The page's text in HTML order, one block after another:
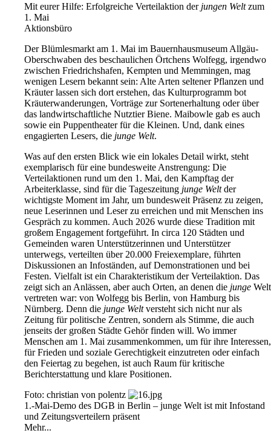
Mit eurer Hilfe: Erfolgreiche Verteilaktion der jungen Weltzum
1. Mai
Aktionsbüro
Der Blümlesmarkt am 1. Mai im Bauernhausmuseum Allgäu-
Oberschwaben des beschaulichen Örtchens Wolfegg, irgendwo
zwischen Friedrichshafen, Kempten und Memmingen, mag
wenigen Lesern bekannt sein: Alte Arten seltener Pflanzen und
Kräuter lassen sich dort erstehen, das Kulturprogramm bot
Kräuterwanderungen, Vorträge zur Sortenerhaltung oder über
das landwirtschaftliche Nutztier Biene. Maibowle gab es auch
sowie ein Puppentheater für die Kleinen. Und, dank eines
engagierten Lesers, die junge Welt.
Was auf den ersten Blick wie ein lokales Detail wirkt, steht
exemplarisch für eine bundesweite Anstrengung: Die
Verteilaktionen rund um den 1. Mai, den Kampftag der
Arbeiterklasse, sind für die Tageszeitung junge Weltder
wichtigste Moment im Jahr, um bundesweit Präsenz zu zeigen,
neue Leserinnen und Leser zu erreichen und mit Menschen ins
Gespräch zu kommen. Auch 2026 wurde diese Tradition mit
großem Engagement fortgeführt. In circa 120 Städten und
Gemeinden waren Unterstützerinnen und Unterstützer
unterwegs, verteilten über 20.000 Freiexemplare, führten
Diskussionen an Infoständen, auf Demonstrationen und bei
Festen. Vielfalt ist ein Charakteristikum der Verteilaktion. Das
zeigt sich an Anlässen, aber auch Orten, an denen die junge Welt
vertreten war: von Wolfegg bis Berlin, von Hamburg bis
Nürnberg. Denn die junge Weltversteht sich nicht nur als
Zeitung für politische Zentren, sondern als Stimme, die auch
jenseits der großen Städte Gehör finden will. Wo immer
Menschen am 1. Mai zusammenkommen, um für ihre Interessen,
für Frieden und soziale Gerechtigkeit einzutreten oder einfach
den Feiertag zu begehen, ist auch Raum für kritische
Berichterstattung und klare Positionen.
Foto: christian von polentz
1.-Mai-Demo des DGB in Berlin – junge Welt ist mit Infostand
und Zeitungsverteilern präsent
Mehr...